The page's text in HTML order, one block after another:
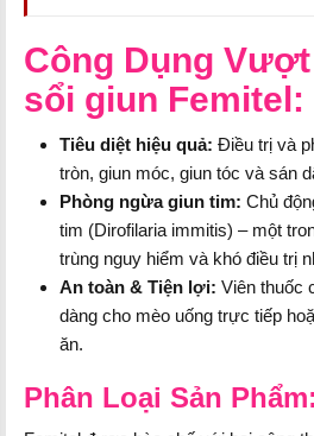
Công Dụng
sổi giun Femitel:
Tiêu diệt hiệu quả: Điều trị và
tròn, giun móc, giun tóc và sán
Phòng ngừa giun tim: Chủ
tim (Dirofilaria immitis) – một
trùng nguy hiểm và khó điều trị
An toàn & Tiện lợi: Viên thuốc
dàng cho mèo uống trực tiếp
ăn.
Phân Loại Sản Phẩm: